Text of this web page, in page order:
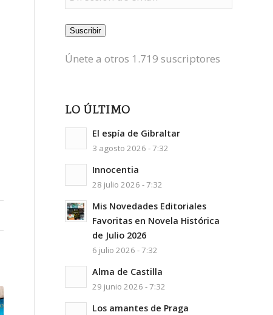
de
email
Suscribir
Únete a otros 1.719 suscriptores
LO ÚLTIMO
El espía de Gibraltar
3 agosto 2026 - 7:32
Innocentia
28 julio 2026 - 7:32
Mis Novedades Editoriales
Favoritas en Novela Histórica
de Julio 2026
6 julio 2026 - 7:32
Alma de Castilla
29 junio 2026 - 7:32
Los amantes de Praga